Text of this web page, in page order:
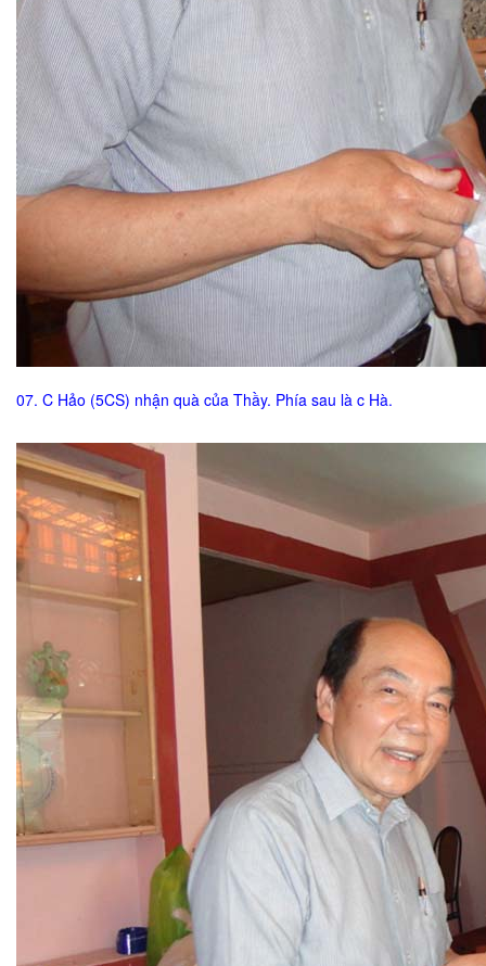
07. C Hảo (5CS) nhận quà của Thầy. Phía sau là c Hà.